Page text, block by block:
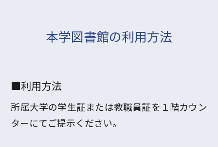
本学図書館の利用方法
■利用方法
所属大学の学生証または教職員証を１階カウン
ターにてご提示ください。